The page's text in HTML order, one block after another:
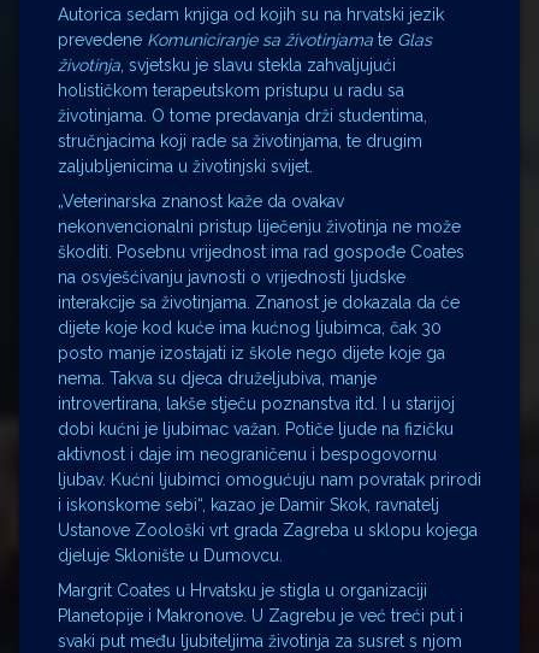
Autorica sedam knjiga od kojih su na hrvatski jezik
prevedene Komuniciranje sa životinjama te Glas
životinja , svjetsku je slavu stekla zahvaljujući
holističkom terapeutskom pristupu u radu sa
životinjama. O tome predavanja drži studentima,
stručnjacima koji rade sa životinjama, te drugim
zaljubljenicima u životinjski svijet.
„Veterinarska znanost kaže da ovakav
nekonvencionalni pristup liječenju životinja ne može
škoditi. Posebnu vrijednost ima rad gospođe Coates
na osvješćivanju javnosti o vrijednosti ljudske
interakcije sa životinjama. Znanost je dokazala da će
dijete koje kod kuće ima kućnog ljubimca, čak 30
posto manje izostajati iz škole nego dijete koje ga
nema. Takva su djeca druželjubiva, manje
introvertirana, lakše stječu poznanstva itd. I u starijoj
dobi kućni je ljubimac važan. Potiče ljude na fizičku
aktivnost i daje im neograničenu i bespogovornu
ljubav. Kućni ljubimci omogućuju nam povratak prirodi
i iskonskome sebi“, kazao je Damir Skok, ravnatelj
Ustanove Zoološki vrt grada Zagreba u sklopu kojega
djeluje Sklonište u Dumovcu.
Margrit Coates u Hrvatsku je stigla u organizaciji
Planetopije i Makronove. U Zagrebu je već treći put i
svaki put među ljubiteljima životinja za susret s njom